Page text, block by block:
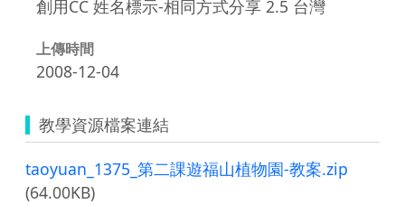
創用CC 姓名標示-相同方式分享 2.5 台灣
上傳時間
2008-12-04
教學資源檔案連結
taoyuan_1375_第二課遊福山植物園-教案.zip
(64.00KB)